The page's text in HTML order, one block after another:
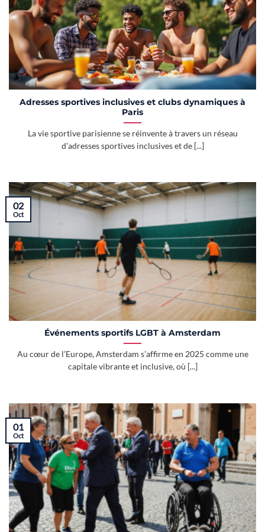
Adresses sportives inclusives et clubs dynamiques à
Paris
La vie sportive parisienne se réinvente à travers un réseau
d’adresses sportives inclusives et de [...]
Événements sportifs LGBT à Amsterdam
Au cœur de l’Europe, Amsterdam s’affirme en 2025 comme une
capitale vibrante et inclusive, où [...]
02
Oct
01
Oct